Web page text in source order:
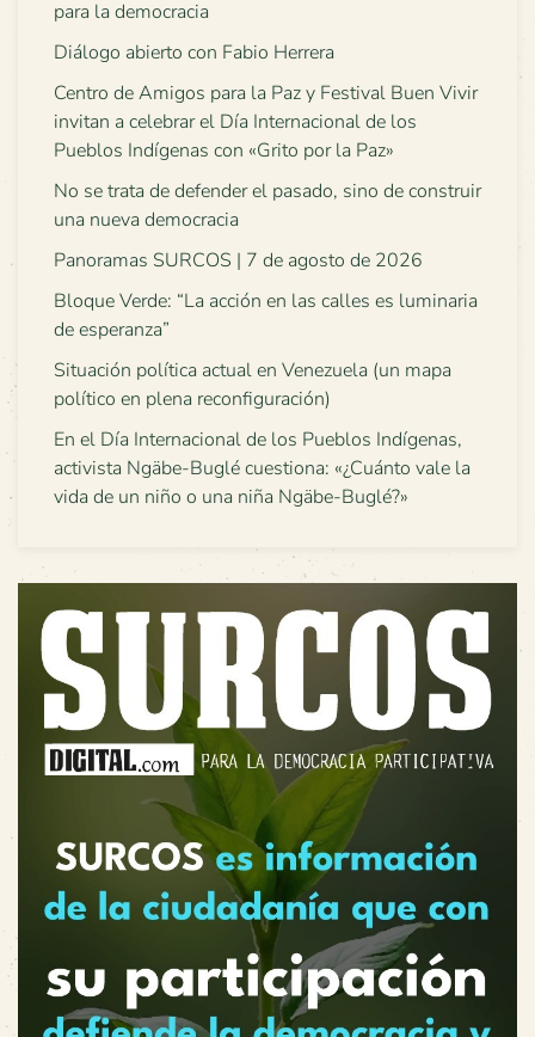
para la democracia
Diálogo abierto con Fabio Herrera
Centro de Amigos para la Paz y Festival Buen Vivir
invitan a celebrar el Día Internacional de los
Pueblos Indígenas con «Grito por la Paz»
No se trata de defender el pasado, sino de construir
una nueva democracia
Panoramas SURCOS | 7 de agosto de 2026
Bloque Verde: “La acción en las calles es luminaria
de esperanza”
Situación política actual en Venezuela (un mapa
político en plena reconfiguración)
En el Día Internacional de los Pueblos Indígenas,
activista Ngäbe-Buglé cuestiona: «¿Cuánto vale la
vida de un niño o una niña Ngäbe-Buglé?»